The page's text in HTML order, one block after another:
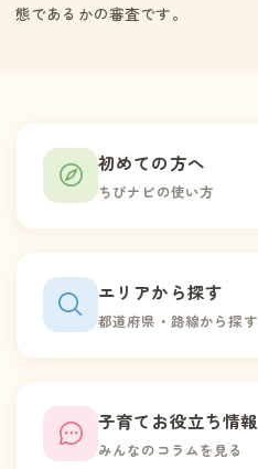
態であるかの審査です。
初めての方へ
ちびナビの使い方
エリアから探す
都道府県・路線から探す
子育てお役立ち情報
みんなのコラムを見る